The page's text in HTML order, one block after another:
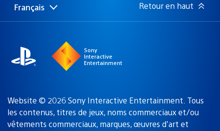
Choisir
une
Région
actuelle
Français Retour en haut
Sony
Interactive
Entertainment
Website © 2026 Sony Interactive Entertainment. Tous
les contenus, titres de jeux, noms commerciaux et/ou
vêtements commerciaux, marques, œuvres d’art et